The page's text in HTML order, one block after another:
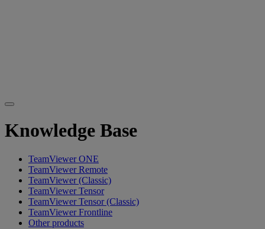
Knowledge Base
TeamViewer ONE
TeamViewer Remote
TeamViewer (Classic)
TeamViewer Tensor
TeamViewer Tensor (Classic)
TeamViewer Frontline
Other products